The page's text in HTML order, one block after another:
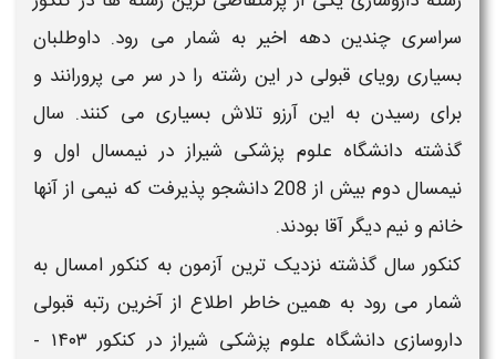
سراسری چندین دهه اخیر به شمار می رود. داوطلبان
بسیاری رویای قبولیدر این رشته را در سر می پرورانند و
برای رسیدن به این آرزو تلاش بسیاری می کنند. سال
گذشته دانشگاه علوم پزشکی شیرازدر نیمسال اول و
نیمسال دوم بیش از 208 دانشجو پذیرفت که نیمی از آنها
خانم و نیم دیگر آقا بودند.
کنکور سال گذشته نزدیک ترین آزمون به کنکور امسال به
شمار می رود به همین خاطر اطلاع ازآخرین رتبه قبولی
داروسازی
دانشگاه علوم پزشکی شیراز در کنکور ۱۴۰۳ -